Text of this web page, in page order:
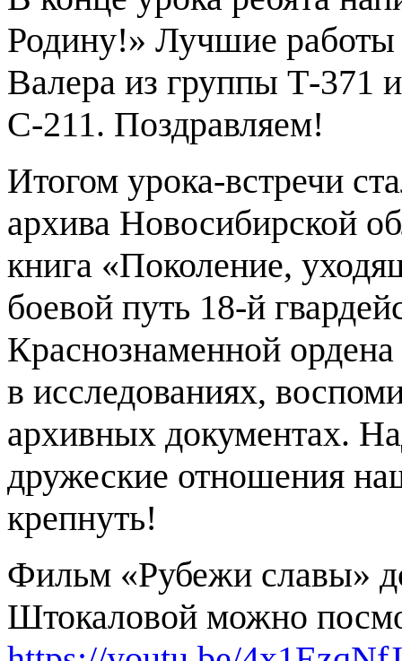
Родину!» Лучшие работы
Валера из группы Т-371
С-211. Поздравляем!
Итогом урока-встречи
архива Новосибирской
книга «Поколение,
боевой путь 18-й
Краснознаменной
в исследованиях,
архивных документах.
дружеские отношения
крепнуть!
Фильм «Рубежи славы»
Штокаловой можно